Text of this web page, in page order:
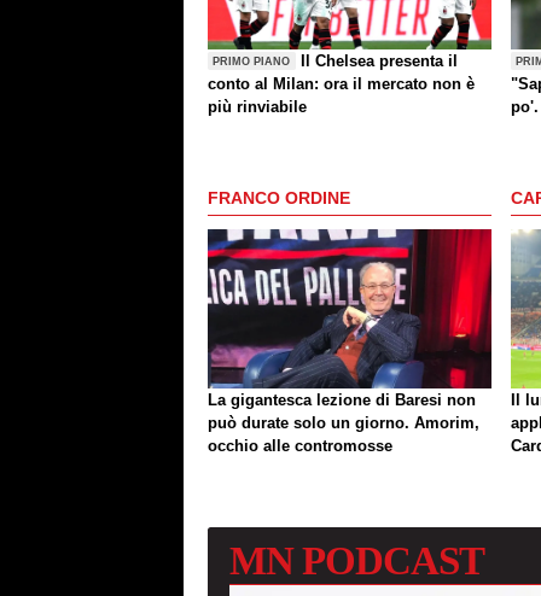
PRIMO PIANO
Il Chelsea presenta il
conto al Milan: ora il mercato non è
più rinviabile
FRANCO ORDINE
La gigantesca lezione di Baresi non
può durate solo un giorno. Amorim,
occhio alle contromosse
Il
MNPODCAST